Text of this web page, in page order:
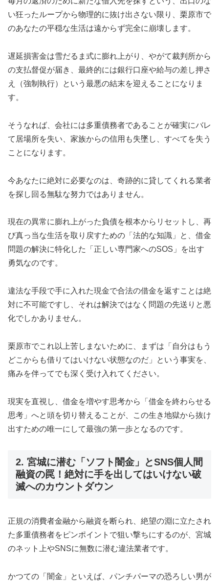
い狂ったループから物理的に抜け出さない限り、栗原市で
のあなたの平穏な生活は遠からず完全に崩壊します。
遅延損害金は雪だるま式に膨れ上がり、やがて裁判所から
の支払督促が届き、最終的には銀行口座や給与の差し押さ
え（強制執行）という最悪の結末を迎えることになりま
す。
そうなれば、会社には多重債務者であることが確実にバレ
て居場所を失い、家族からの信用も失墜し、すべてを失う
ことになります。
今あなたに絶対に必要なのは、奇跡的に貸してくれる業者
を探し回る無駄な努力ではありません。
現在の異常に膨れ上がった負債を根本からリセットし、再
び真っ当な生活を取り戻すための「法的な知識」と、借金
問題の解決に特化した「正しい専門家へのSOS」を出す
勇気なのです。
違法な手段で手に入れた現金で合法の借金を返すことは絶
対に不可能ですし、それは解決ではなく問題の先送りと悪
化でしかありません。
栗原市でこれ以上苦しまないために、まずは「自分はもう
どこからも借りてはいけない状態なのだ」という事実を、
痛みを伴ってでも深く受け入れてください。
現実を直視し、借金を増やす思考から「借金を終わらせる
思考」へと頭を切り替えることが、この生き地獄から抜け
出すための唯一にして最強の第一歩となるのです。
2. 宮城に潜む「ソフト闇金」とSNS個人間
融資の罠！絶対に手を出してはいけない破
滅へのカウントダウン
正規の消費者金融から融資を断られ、絶望の淵に立たされ
た多重債務者をピンポイントで狙い撃ちにするのが、宮城
のネット上やSNSに無数に潜む違法業者です。
かつての「闇金」といえば、パンチパーマの恐ろしい男が